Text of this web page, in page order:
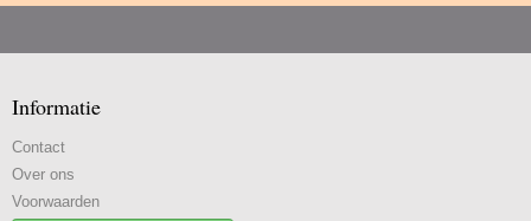
Informatie
Contact
Over ons
Voorwaarden